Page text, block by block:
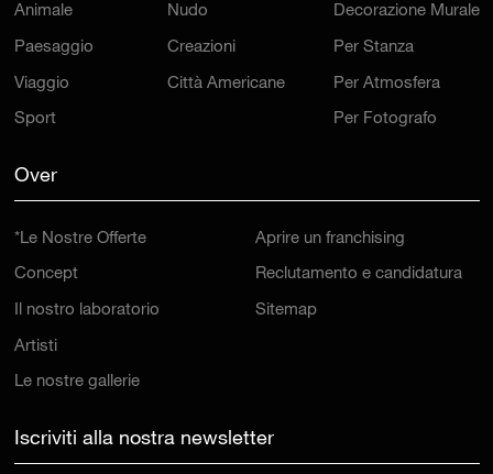
Animale
Paesaggio
Viaggio
Sport
Nudo
Creazioni
Città Americane
Decorazione Murale
Per Stanza
Per Atmosfera
Per Fotografo
Over
*Le Nostre Offerte
Concept
Il nostro laboratorio
Artisti
Le nostre gallerie
Aprire un franchising
Reclutamento e candidatura
Sitemap
Iscriviti alla nostra newsletter